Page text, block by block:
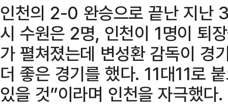
인천의 2-0 완승으로 끝난 지난
시 수원은 2명, 인천이 1명이 퇴
가 펼쳐졌는데 변성환 감독이 경
더 좋은 경기를 했다. 11대11로
있을 것”이라며 인천을 자극했다.